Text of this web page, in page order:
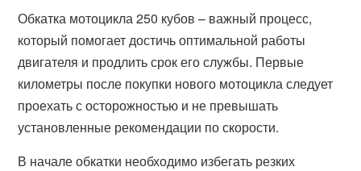
Обкатка мотоцикла 250 кубов – важный процесс,
который помогает достичь оптимальной работы
двигателя и продлить срок его службы. Первые
километры после покупки нового мотоцикла следует
проехать с осторожностью и не превышать
установленные рекомендации по скорости.
В начале обкатки необходимо избегать резких